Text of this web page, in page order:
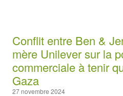
Conflit entre Ben &
mère Unilever sur la
commerciale à tenir
Gaza
27 novembre 2024